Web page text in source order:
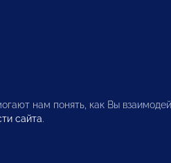
нам понять, как Вы
сайта.